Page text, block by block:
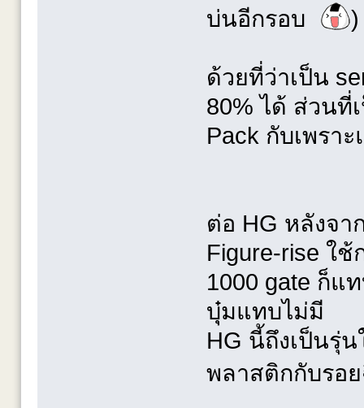
บ่นอีกรอบ
)
ด้วยที่ว่าเป็น
80% ได้ ส่วนที่
Pack กับเพรา
ต่อ HG หลังจ
Figure-rise ใ
1000 gate ก็แ
บุุ๋มแทบไม่มี
HG นี้ถึงเป็นรุ่
พลาสติกกับร